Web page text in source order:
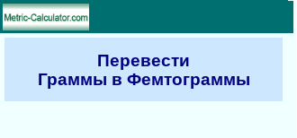
Перевести
Граммы в Фемтограммы